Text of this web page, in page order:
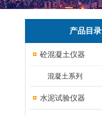
产品目录
砼混凝土仪器
混凝土系列
水泥试验仪器